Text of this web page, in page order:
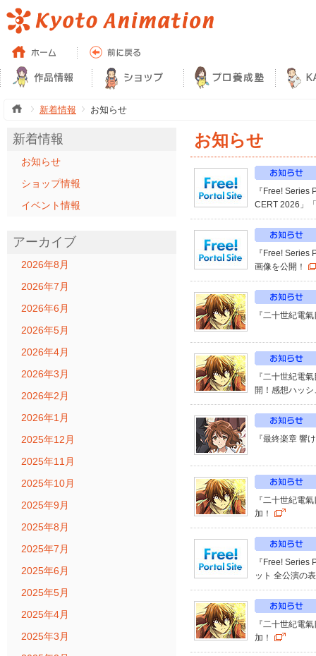
新着情報 お知らせ
新着情報
お知らせ
ショップ情報
イベント情報
アーカイブ
2026年8月
2026年7月
2026年6月
2026年5月
2026年4月
2026年3月
2026年2月
2026年1月
2025年12月
2025年11月
2025年10月
2025年9月
2025年8月
2025年7月
2025年6月
2025年5月
2025年4月
2025年3月
お知らせ
『Free!
CERT 2026」
『Free!
画像を公開！
『二十世紀電
『二十世紀電
開！感想ハッ
『最終楽章 響
『二十世紀電
加！
『Free!
ット 全公演の
『二十世紀電
加！